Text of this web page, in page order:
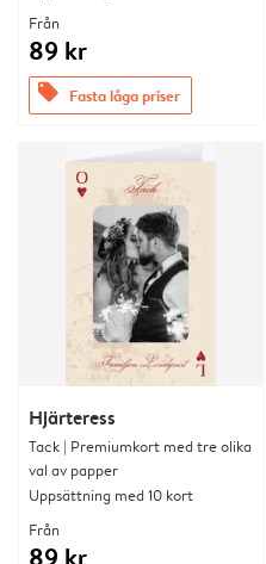
Från
89 kr
offers Fasta låga priser
Hjärteress
Tack | Premiumkort med tre olika
val av papper
Uppsättning med 10 kort
Från